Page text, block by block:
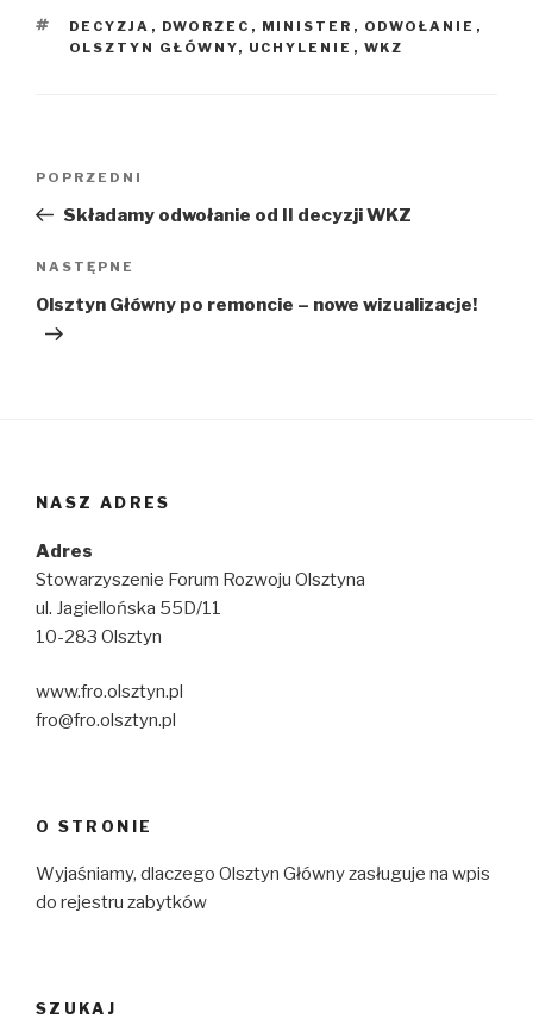
TAGI
DECYZJA , DWORZEC , MINISTER , ODWOŁANIE ,
OLSZTYN GŁÓWNY, UCHYLENIE , WKZ
Poprzedni
wpis
POPRZEDNI
Składamy odwołanie od II decyzji WKZ
Następny
wpis
NASTĘPNE
Olsztyn Główny po remoncie – nowe wizualizacje!
NASZ ADRES
Adres
Stowarzyszenie Forum Rozwoju Olsztyna
ul. Jagiellońska 55D/11
10-283 Olsztyn
www.fro.olsztyn.pl
fro@fro.olsztyn.pl
O STRONIE
Wyjaśniamy, dlaczego Olsztyn Główny zasługuje na wpis
do rejestru zabytków
SZUKAJ